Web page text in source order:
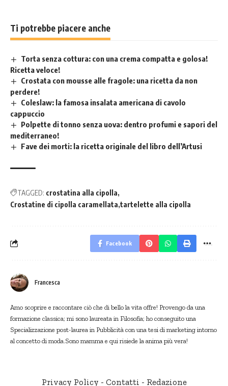
Ti potrebbe piacere anche
Torta senza cottura: con una crema compatta e golosa!
Ricetta veloce!
Crostata con mousse alle fragole: una ricetta da non
perdere!
Coleslaw: la famosa insalata americana di cavolo
cappuccio
Polpette di tonno senza uova: dentro profumi e sapori del
mediterraneo!
Fave dei morti: la ricetta originale del libro dell’Artusi
TAGGED: crostatina alla cipolla
Crostatine di cipolla caramellata tartelette alla cipolla
Facebook
Francesca
Amo scoprire e raccontare ciò che di bello la vita offre! Provengo da una
formazione classica; mi sono laureata in Filosofia; ho conseguito una
Specializzazione post-laurea in Pubblicità con una tesi di marketing intorno
al concetto di moda.Sono mamma e qui risiede la anima più vera!
Privacy Policy - Contatti - Redazione